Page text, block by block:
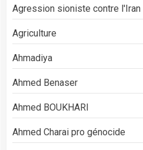
Agression sioniste contre l'Iran
Agriculture
Ahmadiya
Ahmed Benaser
Ahmed BOUKHARI
Ahmed Charai pro génocide